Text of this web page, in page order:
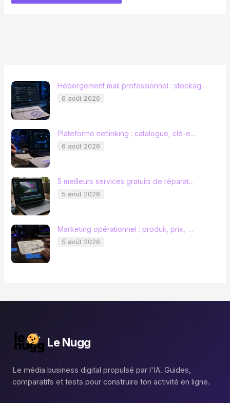
Hébergement mail professionnel : stockag…
6 août 2026
Plateforme netlinking : catalogue, clé-e…
6 août 2026
5 meilleurs services gratuits de réparat…
5 août 2026
Marketing opérationnel : produit, prix, …
5 août 2026
Le Nugg
Le média business digital propulsé par l'IA. Guides,
comparatifs et tests pour construire ton activité en ligne.